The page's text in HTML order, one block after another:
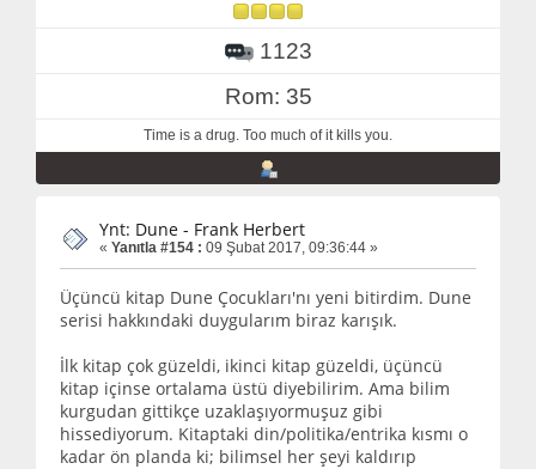
1123
Rom: 35
Time is a drug. Too much of it kills you.
Ynt: Dune - Frank Herbert
« Yanıtla #154 : 09 Şubat 2017, 09:36:44 »
Üçüncü kitap Dune Çocukları'nı yeni bitirdim. Dune
serisi hakkındaki duygularım biraz karışık.
İlk kitap çok güzeldi, ikinci kitap güzeldi, üçüncü
kitap içinse ortalama üstü diyebilirim. Ama bilim
kurgudan gittikçe uzaklaşıyormuşuz gibi
hissediyorum. Kitaptaki din/politika/entrika kısmı o
kadar ön planda ki; bilimsel her şeyi kaldırıp